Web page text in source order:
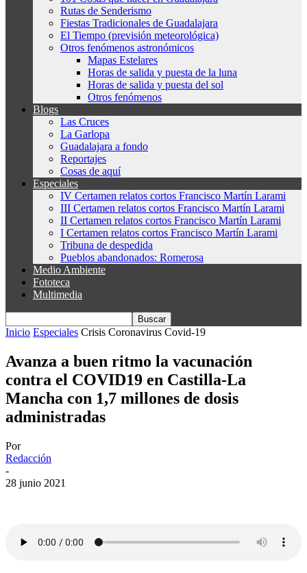
Rutas de Senderismo
Fiestas Tradicionales de Guadalajara
El Tiempo (previsión meteorológica)
Otros fenómenos astronómicos
Mapas Estelares
Horas de salida y puesta de la luna
Horas de salida y puesta del sol
Otros fenómenos
Blogs
Las Cruces
La Garlopa
Guadalajara a fondo
Reportajes
Cosas de aquí
Especiales
IV Certamen relatos cortos Francisco Martín Larami
III Certamen relatos cortos Francisco Martín Larami
II Certamen relatos cortos Francisco Martín Larami
I Certamen relatos cortos Francisco Martín Larami
Tribuna de despedida
Pueblos abandonados: Romerosa
Medio Ambiente
Fototeca
Multimedia
Inicio Especiales Crisis Coronavirus Covid-19
Avanza a buen ritmo la vacunación
contra el COVID19 en Castilla-La
Mancha con 1,7 millones de dosis
administradas
Por
Redacción
-
28 junio 2021